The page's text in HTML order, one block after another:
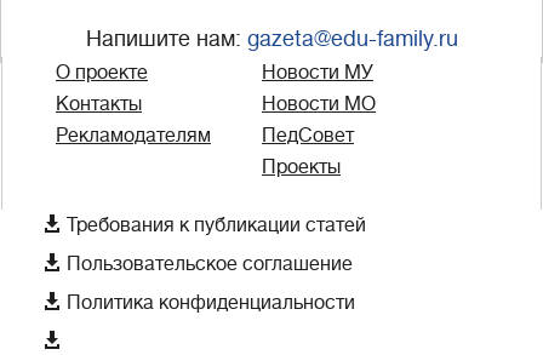
Напишите нам: gazeta@edu-family.ru
О проекте
Контакты
Рекламодателям
Новости МУ
Новости МО
ПедСовет
Проекты
 Требования к публикации статей
 Пользовательское соглашение
 Политика конфиденциальности
